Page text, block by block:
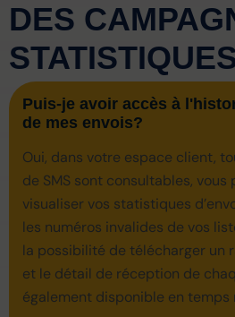
DES
Puis-je avoir accès à
de mes envois?
Oui, dans votre espace client,
de SMS sont consultables, vous
visualiser vos statistiques
les numéros invalides de vos
la possibilité de télécharger un
et le détail de réception de
également disponible en temps